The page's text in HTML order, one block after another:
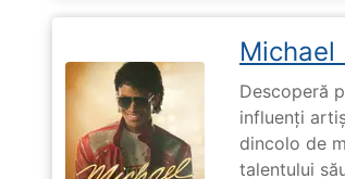
Michael
Descoperă
influenți
dincolo de
talentului